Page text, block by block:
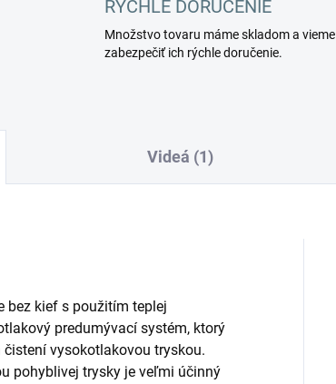
RÝCHLE DORUČENIE
Množstvo tovaru máme skladom a vieme
zabezpečiť ich rýchle doručenie.
Videá (1)
bez kief s použitím teplej
predumývací systém, ktorý
vysokotlakovou tryskou.
pohyblivej trysky je veľmi účinný